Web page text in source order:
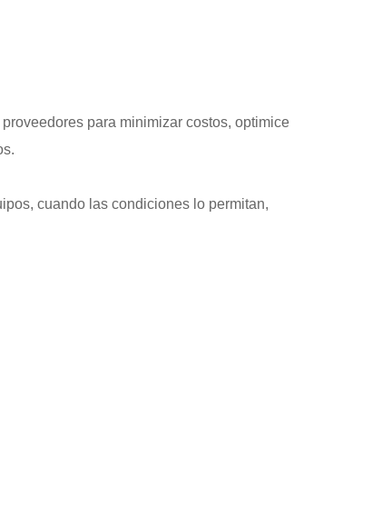
para minimizar costos, optimice
cuando las condiciones lo permitan,